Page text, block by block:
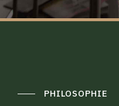
PHILOSOPHIE